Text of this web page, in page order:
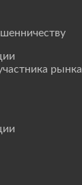
рынка